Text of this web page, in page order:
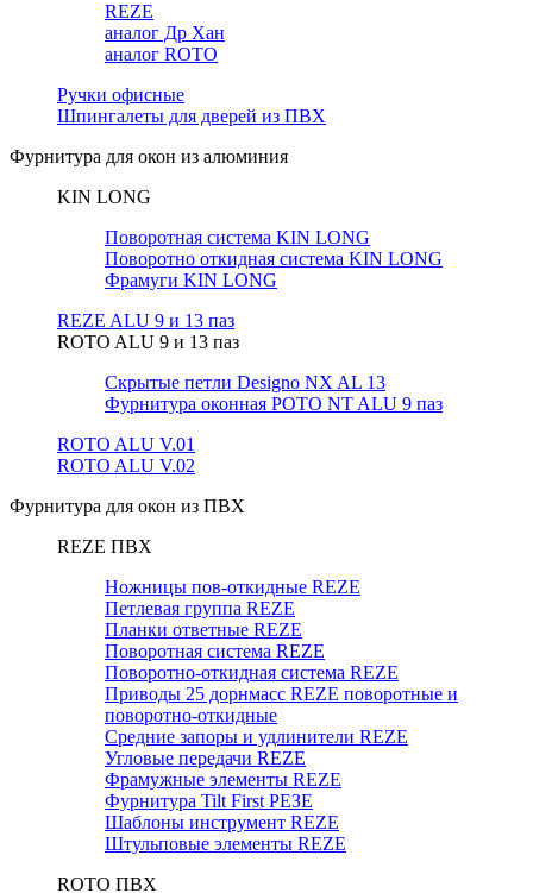
REZE
аналог Др Хан
аналог ROTO
Ручки офисные
Шпингалеты для дверей из ПВХ
Фурнитура для окон из алюминия
KIN LONG
Поворотная система KIN LONG
Поворотно откидная система KIN LONG
Фрамуги KIN LONG
REZE ALU 9 и 13 паз
ROTO ALU 9 и 13 паз
Скрытые петли Designo NX AL 13
Фурнитура оконная РОТО NT ALU 9 паз
ROTO ALU V.01
ROTO ALU V.02
Фурнитура для окон из ПВХ
REZE ПВХ
Ножницы пов-откидные REZE
Петлевая группа REZE
Планки ответные REZE
Поворотная система REZE
Поворотно-откидная система REZE
Приводы 25 дорнмасс REZE поворотные и
поворотно-откидные
Средние запоры и удлинители REZE
Угловые передачи REZE
Фрамужные элементы REZE
Фурнитура Tilt First РЕЗЕ
Шаблоны инструмент REZE
Штульповые элементы REZE
RОTO ПВХ